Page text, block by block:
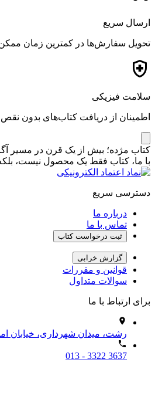
ارسال سریع
تحویل سفارش‌ها در کمترین زمان
سلامت فیزیکی
اطمینان از دریافت کتاب‌های بدون
کتاب مژده؛ بیش از یک قرن در مسیر
با ما، کتاب فقط یک محصول نیست،
دسترسی سریع
درباره ما
تماس با ما
ثبت درخواست کتاب
گزارش خرابی
قوانین و مقررات
سوالات متداول
برای ارتباط با ما
رشت، میدان شهرداری، خیابان
013 - 3322 3637